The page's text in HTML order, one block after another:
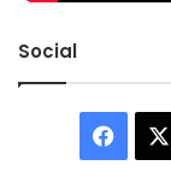
Social